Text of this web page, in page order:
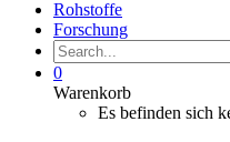
Rohstoffe
Forschung
0
Warenkorb
Es befinden sich